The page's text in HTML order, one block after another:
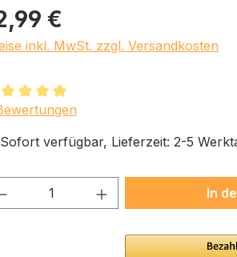
Preis:
€
inkl. MwSt. zzgl. Versandkosten
Bewertung von 5 von 5
Sofort verfügbar, Lieferzeit: 2-5
Anzahl: Gib den
In